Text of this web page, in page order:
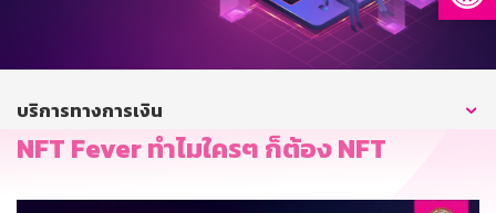
บริการทางการเงิน
NFT Fever ทำไมใครๆ ก็ต้อง NFT